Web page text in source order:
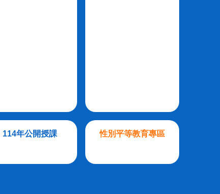
114年公開授課 性別平等教育專區